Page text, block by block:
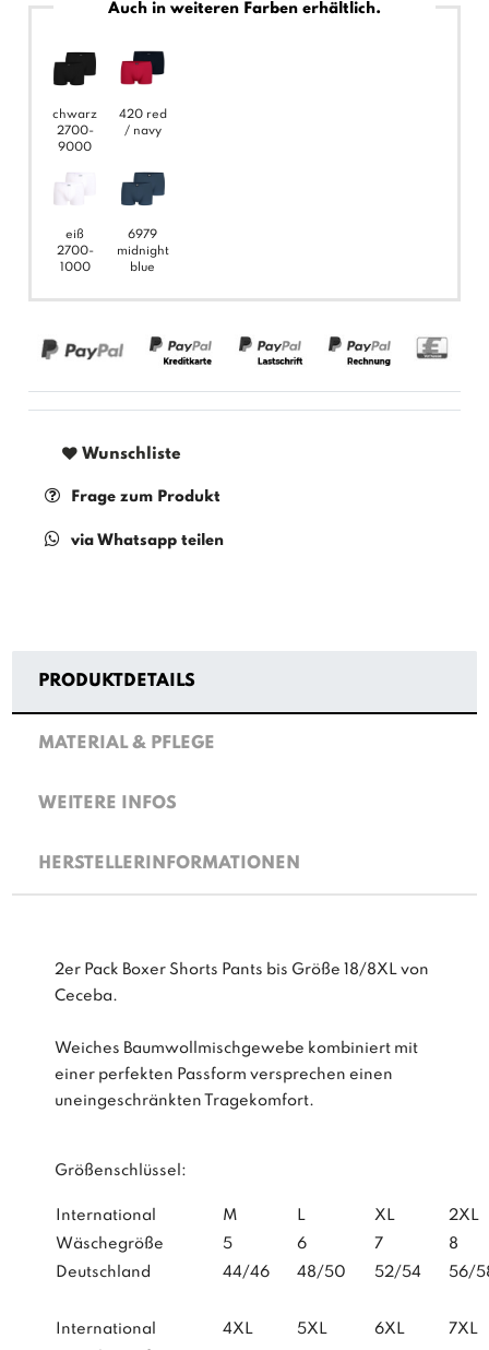
Auch in weiteren Farben erhältlich.
chwarz
2700-
9000
eiß
2700-
1000
420 red
/ navy
6979
midnight
blue
Wunschliste
Frage zum Produkt
via Whatsapp teilen
PRODUKTDETAILS
MATERIAL & PFLEGE
WEITERE INFOS
HERSTELLERINFORMATIONEN
2er Pack Boxer Shorts Pants bis Größe 18/8XL von
Ceceba.
Weiches Baumwollmischgewebe kombiniert mit
einer perfekten Passform versprechen einen
uneingeschränkten Tragekomfort.
Größenschlüssel:
International M L XL
2XL
Wäschegröße
5 6 7
8
Deutschland
44/46 48/50 52/54 56/
International 4XL 5XL 6XL
7XL